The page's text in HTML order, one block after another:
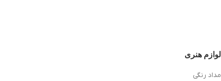
لوازم هنری
مداد رنگی